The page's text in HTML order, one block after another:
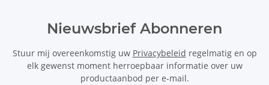
Nieuwsbrief Abonneren
Stuur mij overeenkomstig uw Privacybeleid regelmatig en op
elk gewenst moment herroepbaar informatie over uw
productaanbod per e-mail.